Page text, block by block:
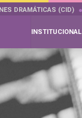
DRAMÁTICAS (CID)
INSTITUCIONAL